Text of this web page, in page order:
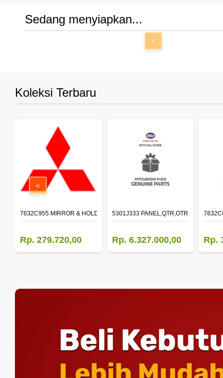
Sedang menyiapkan...
<
Koleksi Terbaru
15W-40 API CI-4 (200L)
7632C955 MIRROR & HOLDER,DOOR,LH
Rp. 279.720,00
5301J333 PANEL,QTR,OTR LH
Rp. 6.327.000,00 Rp.
<